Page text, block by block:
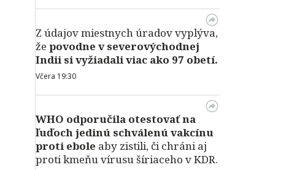
Z údajov miestnych úradov vyplýva,
že povodne v severovýchodnej
Indii si vyžiadali viac ako 97 obetí.
Včera 19:30
WHO odporučila otestovať na
ľuďoch jedinú schválenú vakcínu
proti ebole aby zistili, či chráni aj
proti kmeňu vírusu šíriaceho v KDR.